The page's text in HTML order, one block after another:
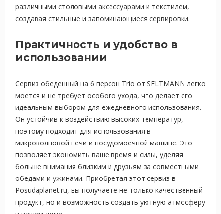
различными столовыми аксессуарами и текстилем,
создавая стильные и запоминающиеся сервировки.
Практичность и удобство в
использовании
Сервиз обеденный на 6 персон Trio от SELTMANN легко
моется и не требует особого ухода, что делает его
идеальным выбором для ежедневного использования.
Он устойчив к воздействию высоких температур,
поэтому подходит для использования в
микроволновой печи и посудомоечной машине. Это
позволяет экономить ваше время и силы, уделяя
больше внимания близким и друзьям за совместными
обедами и ужинами. Приобретая этот сервиз в
Posudaplanet.ru, вы получаете не только качественный
продукт, но и возможность создать уютную атмосферу